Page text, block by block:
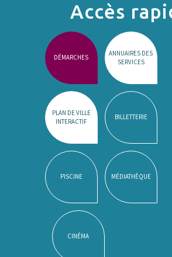
Accès
DÉMARCHES
ANNUAIRES DES
SERVICES
PLAN DE VILLE
INTERACTIF
BILLETTERIE
PISCINE MÉDIATHÈQUE
CINÉMA